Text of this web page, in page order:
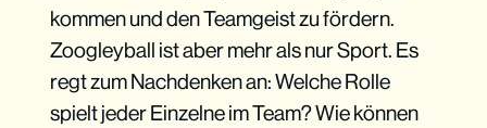
kommen und den Teamgeist zu fördern.
Zoogleyball ist aber mehr als nur Sport. Es
regt zum Nachdenken an: Welche Rolle
spielt jeder Einzelne im Team? Wie können